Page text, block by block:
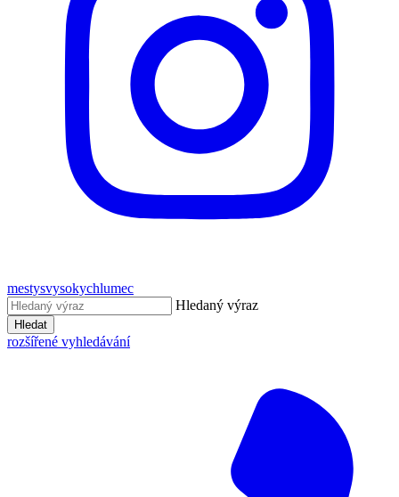
mestysvysokychlumec
Hledaný výraz
Hledat
rozšířené vyhledávání